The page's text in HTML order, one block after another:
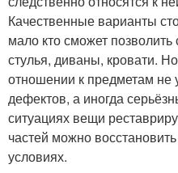
Качественные варианты
мало кто сможет
стулья, диваны, кровати.
отношении к предметам не
дефектов, а иногда
ситуациях вещи
частей можно
условиях.